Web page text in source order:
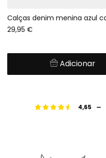
29,95 €
Adicionar
4,65 -